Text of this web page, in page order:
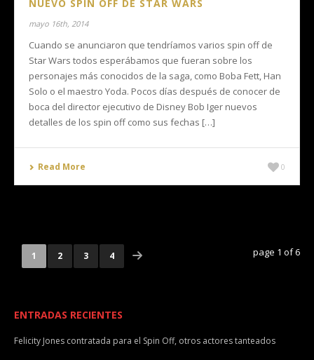
NUEVO SPIN OFF DE STAR WARS
mayo 16th, 2014
Cuando se anunciaron que tendríamos varios spin off de
Star Wars todos esperábamos que fueran sobre los
personajes más conocidos de la saga, como Boba Fett, Han
Solo o el maestro Yoda. Pocos días después de conocer de
boca del director ejecutivo de Disney Bob Iger nuevos
detalles de los spin off como sus fechas […]
Read More 0
1 2 3 4 page 1 of 6
ENTRADAS RECIENTES
Felicity Jones contratada para el Spin Off, otros actores tanteados